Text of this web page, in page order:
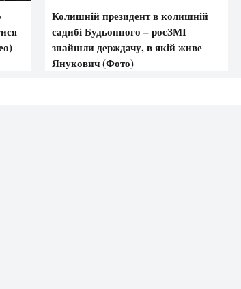
Колишній президент в колишній
садибі Будьонного – росЗМІ
знайшли держдачу, в якій живе
Янукович (Фото)